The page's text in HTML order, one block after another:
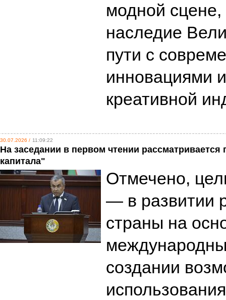
модной сцене,
наследие
пути с
инновациями
креативной
30.07.2026 / 11:09:22
На заседании в первом чтении рассматривается
капитала"
Отмечено,
— в развитии
страны на
создании